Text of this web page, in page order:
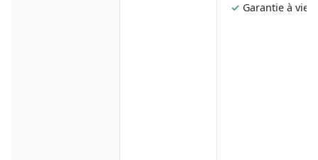
✓ Garantie à vie